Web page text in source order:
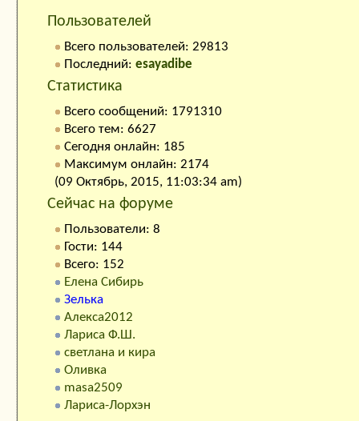
Пользователей
Всего пользователей: 29813
Последний: esayadibe
Статистика
Всего сообщений: 1791310
Всего тем: 6627
Сегодня онлайн: 185
Максимум онлайн: 2174
(09 Октябрь, 2015, 11:03:34 am)
Сейчас на форуме
Пользователи: 8
Гости: 144
Всего: 152
Елена Сибирь
Зелька
Алекса2012
Лариса Ф.Ш.
светлана и кира
Оливка
masa2509
Лариса-Лорхэн